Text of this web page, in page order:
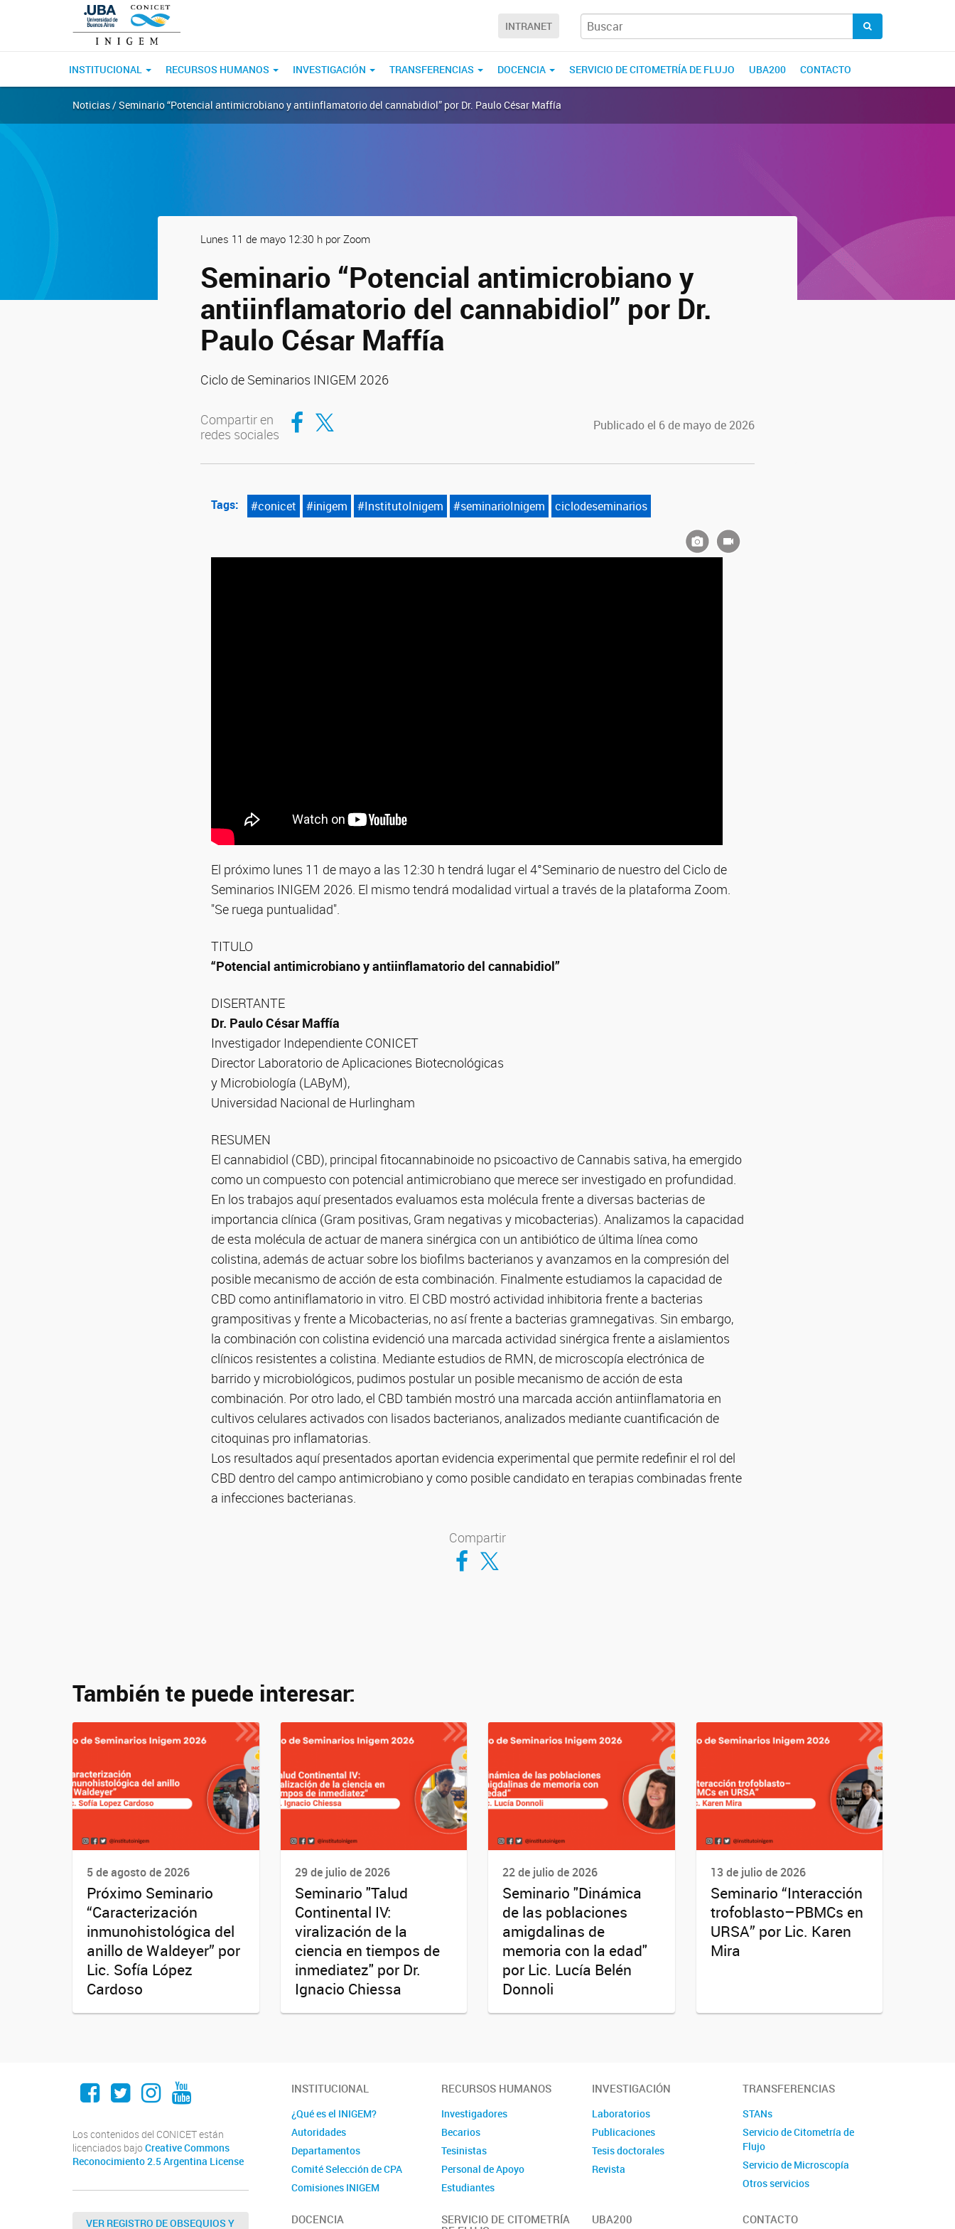
INTRANET
INSTITUCIONAL RECURSOS HUMANOS INVESTIGACIÓN TRANSFERENCIAS DOCENCIA SERVICIO DE CITOMETRÍA DE FLUJO UBA200 CONTACTO
Noticias / Seminario “Potencial antimicrobiano y antiinflamatorio del cannabidiol” por Dr. Paulo César Maffía
Lunes 11 de mayo 12:30 h por Zoom
Seminario “Potencial antimicrobiano y
antiinflamatorio del cannabidiol” por Dr.
Paulo César Maffía
Ciclo de Seminarios INIGEM 2026
Compartir en
redes sociales
Compartir en Facebook
Compartir en Twitter Publicado el 6 de mayo de 2026
Tags: #conicet #inigem #InstitutoInigem #seminarioInigem ciclodeseminarios
El próximo lunes 11 de mayo a las 12:30 h tendrá lugar el 4°Seminario de nuestro del Ciclo de
Seminarios INIGEM 2026. El mismo tendrá modalidad virtual a través de la plataforma Zoom.
"Se ruega puntualidad".
TITULO
“Potencial antimicrobiano y antiinflamatorio del cannabidiol”
DISERTANTE
Dr. Paulo César Maffía
Investigador Independiente CONICET
Director Laboratorio de Aplicaciones Biotecnológicas
y Microbiología (LAByM),
Universidad Nacional de Hurlingham
RESUMEN
El cannabidiol (CBD), principal fitocannabinoide no psicoactivo de Cannabis sativa, ha emergido
como un compuesto con potencial antimicrobiano que merece ser investigado en profundidad.
En los trabajos aquí presentados evaluamos esta molécula frente a diversas bacterias de
importancia clínica (Gram positivas, Gram negativas y micobacterias). Analizamos la capacidad
de esta molécula de actuar de manera sinérgica con un antibiótico de última línea como
colistina, además de actuar sobre los biofilms bacterianos y avanzamos en la compresión del
posible mecanismo de acción de esta combinación. Finalmente estudiamos la capacidad de
CBD como antiniflamatorio in vitro. El CBD mostró actividad inhibitoria frente a bacterias
grampositivas y frente a Micobacterias, no así frente a bacterias gramnegativas. Sin embargo,
la combinación con colistina evidenció una marcada actividad sinérgica frente a aislamientos
clínicos resistentes a colistina. Mediante estudios de RMN, de microscopía electrónica de
barrido y microbiológicos, pudimos postular un posible mecanismo de acción de esta
combinación. Por otro lado, el CBD también mostró una marcada acción antiinflamatoria en
cultivos celulares activados con lisados bacterianos, analizados mediante cuantificación de
citoquinas pro inflamatorias.
Los resultados aquí presentados aportan evidencia experimental que permite redefinir el rol del
CBD dentro del campo antimicrobiano y como posible candidato en terapias combinadas frente
a infecciones bacterianas.
Compartir
Compartir en Facebook
Compartir en Twitter
También te puede interesar:
5 de agosto de 2026
Próximo Seminario
“Caracterización
inmunohistológica del
anillo de Waldeyer” por
Lic. Sofía López
Cardoso
29 de julio de 2026
Seminario "Talud
Continental IV:
viralización de la
ciencia en tiempos de
inmediatez" por Dr.
Ignacio Chiessa
22 de julio de 2026
Seminario "Dinámica
de las poblaciones
amigdalinas de
memoria con la edad"
por Lic. Lucía Belén
Donnoli
13 de julio de 2026
Seminario “Interacción
trofoblasto–PBMCs en
URSA” por Lic. Karen
Mira
Facebook
Twitter
Instagram
Youtube
Los contenidos del CONICET están
licenciados bajo Creative Commons
Reconocimiento 2.5 Argentina License
VER REGISTRO DE OBSEQUIOS Y
INSTITUCIONAL
¿Qué es el INIGEM?
Autoridades
Departamentos
Comité Selección de CPA
Comisiones INIGEM
RECURSOS HUMANOS
Investigadores
Becarios
Tesinistas
Personal de Apoyo
Estudiantes
INVESTIGACIÓN
Laboratorios
Publicaciones
Tesis doctorales
Revista
TRANSFERENCIAS
STANs
Servicio de Citometría de
Flujo
Servicio de Microscopía
Otros servicios
DOCENCIA
SERVICIO DE CITOMETRÍA
UBA200 CONTACTO